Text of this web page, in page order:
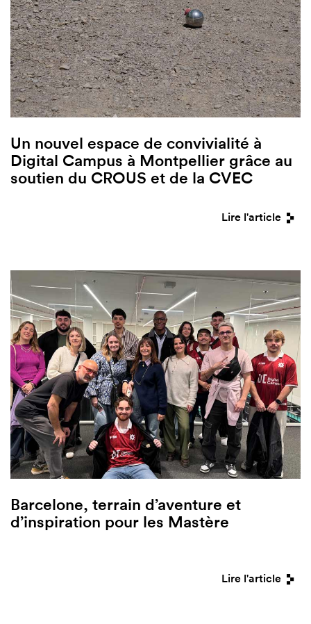
Un nouvel espace de convivialité à
Digital Campus à Montpellier grâce au
soutien du CROUS et de la CVEC
Lire l'article
Barcelone, terrain d’aventure et
d’inspiration pour les Mastère
Lire l'article